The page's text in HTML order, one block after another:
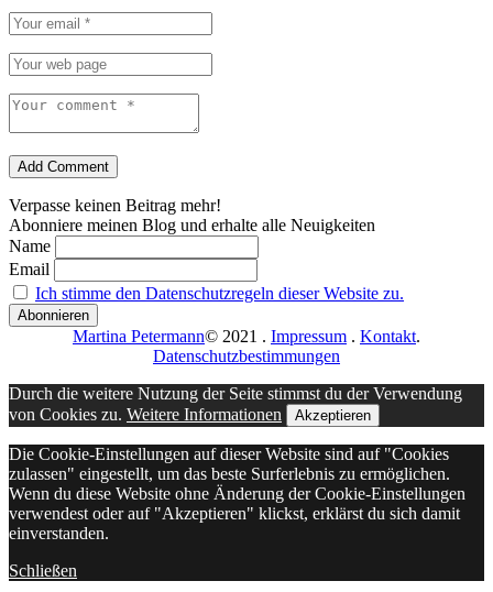
Add Comment
Verpasse keinen Beitrag mehr!
Abonniere meinen Blog und erhalte alle Neuigkeiten
Name
Email
Ich stimme den Datenschutzregeln dieser Website zu.
Martina Petermann© 2021 . Impressum . Kontakt.
Datenschutzbestimmungen
Durch die weitere Nutzung der Seite stimmst du der Verwendung
von Cookies zu. Weitere Informationen Akzeptieren
Die Cookie-Einstellungen auf dieser Website sind auf "Cookies
zulassen" eingestellt, um das beste Surferlebnis zu ermöglichen.
Wenn du diese Website ohne Änderung der Cookie-Einstellungen
verwendest oder auf "Akzeptieren" klickst, erklärst du sich damit
einverstanden.
Schließen